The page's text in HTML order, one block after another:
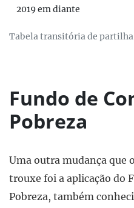
Tabela transitória de partilha
2019 em diante
Fundo de
Pobreza
Uma outra mudança que o
trouxe foi a aplicação do
Pobreza, também